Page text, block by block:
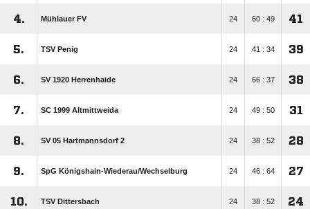
4. Mühlauer FV 24 60 : 49 41
5. TSV Penig 24 41 : 34 39
6. SV 1920 Herrenhaide 24 66 : 37 38
7. SC 1999 Altmittweida 24 49 : 50 31
8. SV 05 Hartmannsdorf 2 24 38 : 52 28
9. SpG Königshain-Wiederau/​Wechselburg 24 46 : 64 27
10. TSV Dittersbach 24 38 : 52 24